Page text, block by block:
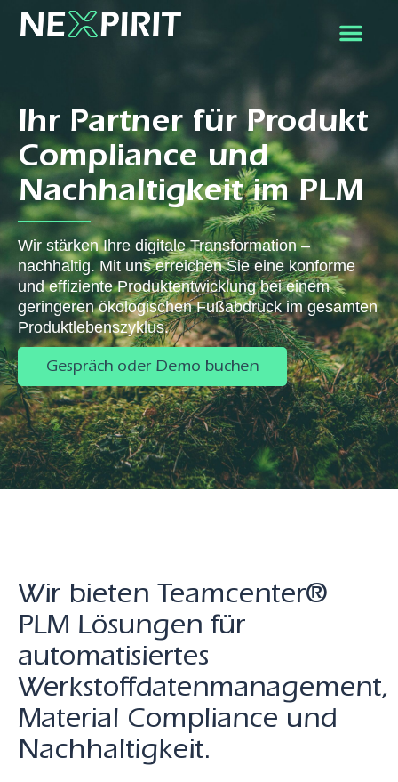
Ihr Partner für Produkt
Compliance und
Nachhaltigkeit im PLM
Wir stärken Ihre digitale Transformation –
nachhaltig. Mit uns erreichen Sie eine konforme
und effiziente Produktentwicklung bei einem
geringeren ökologischen Fußabdruck im gesamten
Produktlebenszyklus.
Gespräch oder Demo buchen
Wir bieten Teamcenter®
PLM Lösungen für
automatisiertes
Werkstoffdatenmanagement,
Material Compliance und
Nachhaltigkeit.